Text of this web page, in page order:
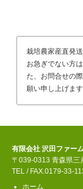
栽培農家産直発
お急ぎでない方
た、お問合せの
願い申し上げます
有限会社 沢田ファー
〒039-0313 青森県
TEL / FAX.0179-33-
ホーム